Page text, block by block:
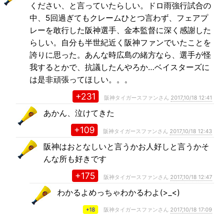
ください、と言っていたらしい。ドロ雨強行試合の
中、5回過ぎてもクレームひとつ言わず、フェアプ
レーを敢行した阪神選手、金本監督に深く感謝した
らしい。自分も半世紀近く阪神ファンでいたことを
誇りに思った。あんな時広島の緒方なら、選手が怪
我するとかで、抗議したんやろか…ベイスターズに
は是非頑張ってほしい。。。
+231 阪神タイガースファンさん 2017,10/18 12:41
あかん、泣けてきた
+109 阪神タイガースファンさん 2017,10/18 12:43
阪神はおとなしいと言うかお人好しと言うかそ
んな所も好きです
+175 阪神タイガースファンさん 2017,10/18 12:47
わかるよめっちゃわかるわよ(>_<)
+18 阪神タイガースファンさん 2017,10/18 17:09